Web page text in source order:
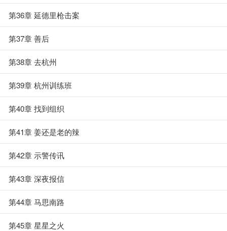
第36章 延德里枪击案
第37章 善后
第38章 去杭州
第39章 杭州训练班
第40章 找到组织
第41章 姜还是老的辣
第42章 示警传讯
第43章 深夜报信
第44章 马思南路
第45章 星星之火